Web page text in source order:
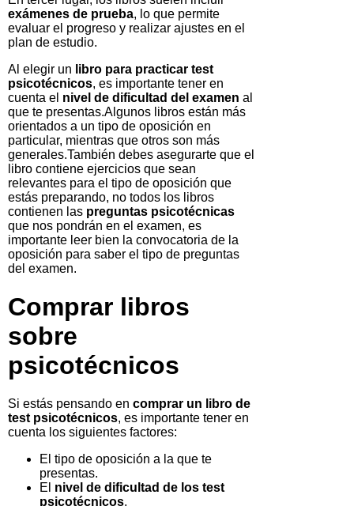
exámenes de prueba, lo que permite
evaluar el progreso y realizar ajustes en el
plan de estudio.
Al elegir un libro para practicar test
psicotécnicos, es importante tener en
cuenta el nivel de dificultad del examen al
que te presentas.Algunos libros están más
orientados a un tipo de oposición en
particular, mientras que otros son más
generales.También debes asegurarte que el
libro contiene ejercicios que sean
relevantes para el tipo de oposición que
estás preparando, no todos los libros
contienen las preguntas psicotécnicas
que nos pondrán en el examen, es
importante leer bien la convocatoria de la
oposición para saber el tipo de preguntas
del examen.
Comprar libros
sobre
psicotécnicos
Si estás pensando en comprar un libro de
test psicotécnicos, es importante tener en
cuenta los siguientes factores:
El tipo de oposición a la que te
presentas.
El nivel de dificultad de los test
psicotécnicos.